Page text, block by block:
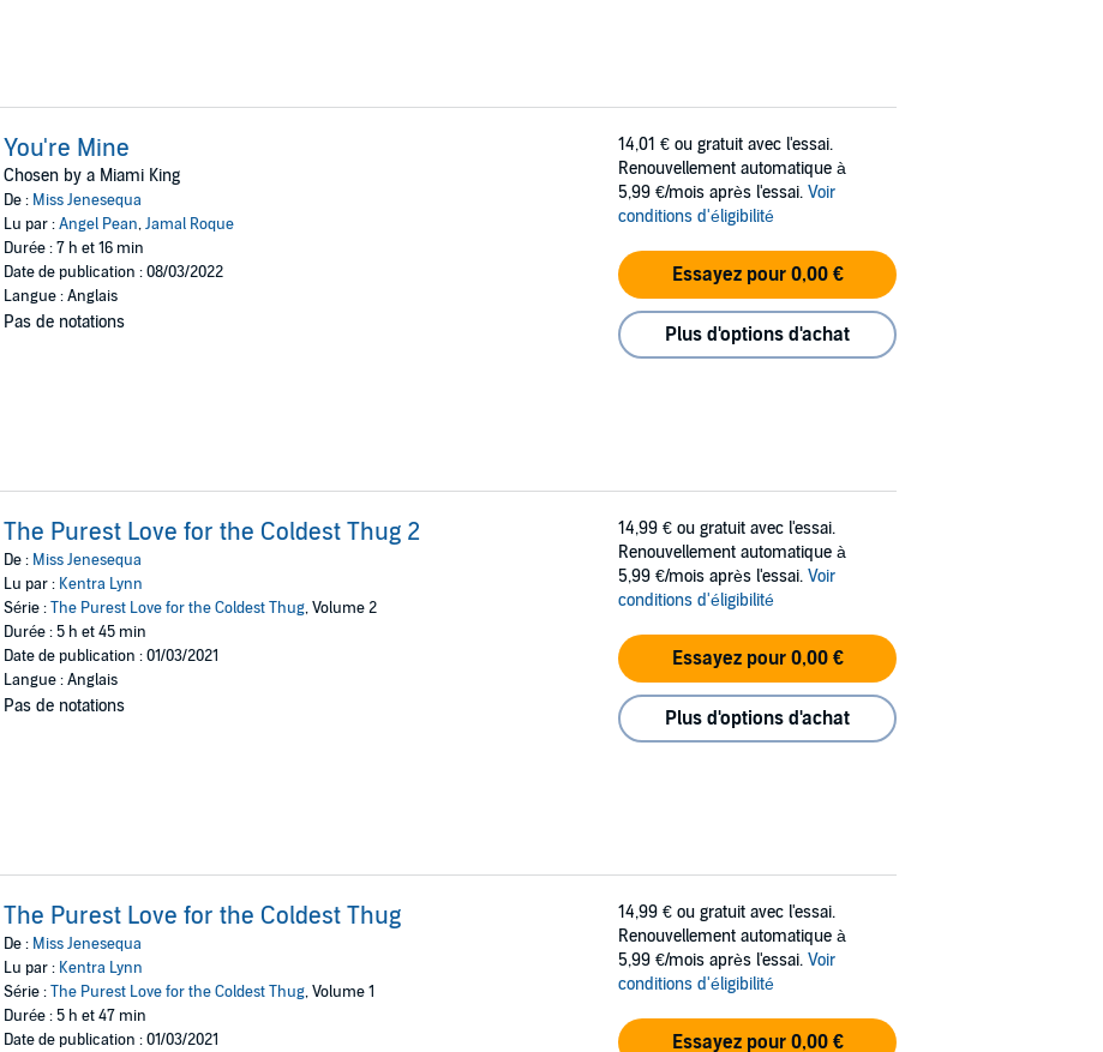
You're Mine
Chosen by a Miami King
De : Miss Jenesequa
Lu par :Angel Pean,Jamal Roque
Durée : 7 h et 16 min
Date de publication : 08/03/2022
Langue : Anglais
Pas de notations
14,01 € ou gratuit avec l'essai.
Renouvellement automatique à
5,99 €/mois après l'essai. Voir
conditions d'éligibilité
Essayez pour 0,00 €
Plus d'options d'achat
The Purest Love for the Coldest Thug 2
De : Miss Jenesequa
Lu par : Kentra Lynn
Série :The Purest Love for the Coldest Thug, Volume 2
Durée : 5 h et 45 min
Date de publication : 01/03/2021
Langue : Anglais
Pas de notations
14,99 € ou gratuit avec l'essai.
Renouvellement automatique à
5,99 €/mois après l'essai. Voir
conditions d'éligibilité
Essayez pour 0,00 €
Plus d'options d'achat
The Purest Love for the Coldest Thug
De : Miss Jenesequa
Lu par : Kentra Lynn
Série :The Purest Love for the Coldest Thug, Volume 1
Durée : 5 h et 47 min
Date de publication : 01/03/2021
14,99 € ou gratuit avec l'essai.
Renouvellement automatique à
5,99 €/mois après l'essai. Voir
conditions d'éligibilité
Essayez pour 0,00 €